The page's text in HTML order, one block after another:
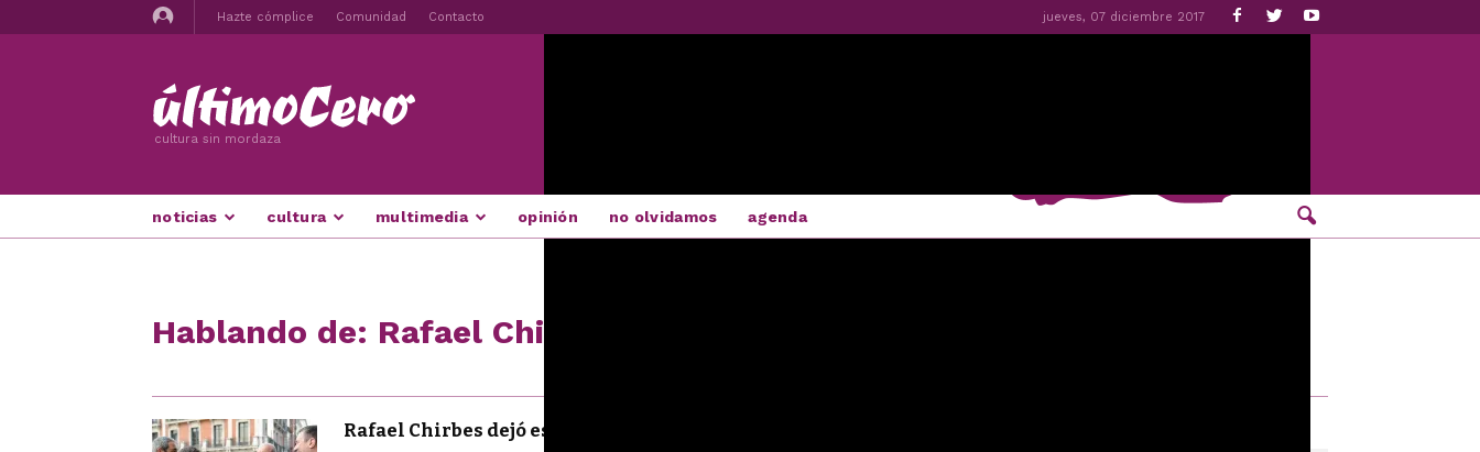
Hazte cómplice Comunidad Contacto jueves, 07 diciembre 2017
cultura sin mordaza
noticias cultura multimedia opinión no olvidamos agenda
Hablando de: Rafael Chirbes
Rafael Chirbes dejó escritas sus memorias